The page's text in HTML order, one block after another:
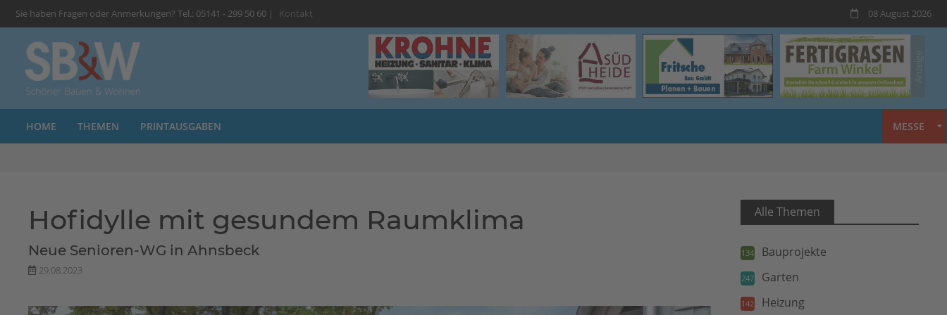
Sie haben Fragen oder Anmerkungen? Tel.: 05141 - 299 50 60 | Kontakt 08 August 2026
HOME THEMEN PRINTAUSGABEN MESSE
Hofidylle mit gesundem Raumklima
Neue Senioren-WG in Ahnsbeck
29.08.2023
Alle Themen
134 Bauprojekte
247 Garten
142 Heizung